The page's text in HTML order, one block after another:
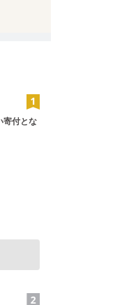
寄付とな